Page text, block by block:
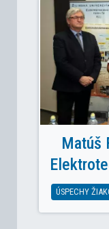
Matúš
ÚSPECHY